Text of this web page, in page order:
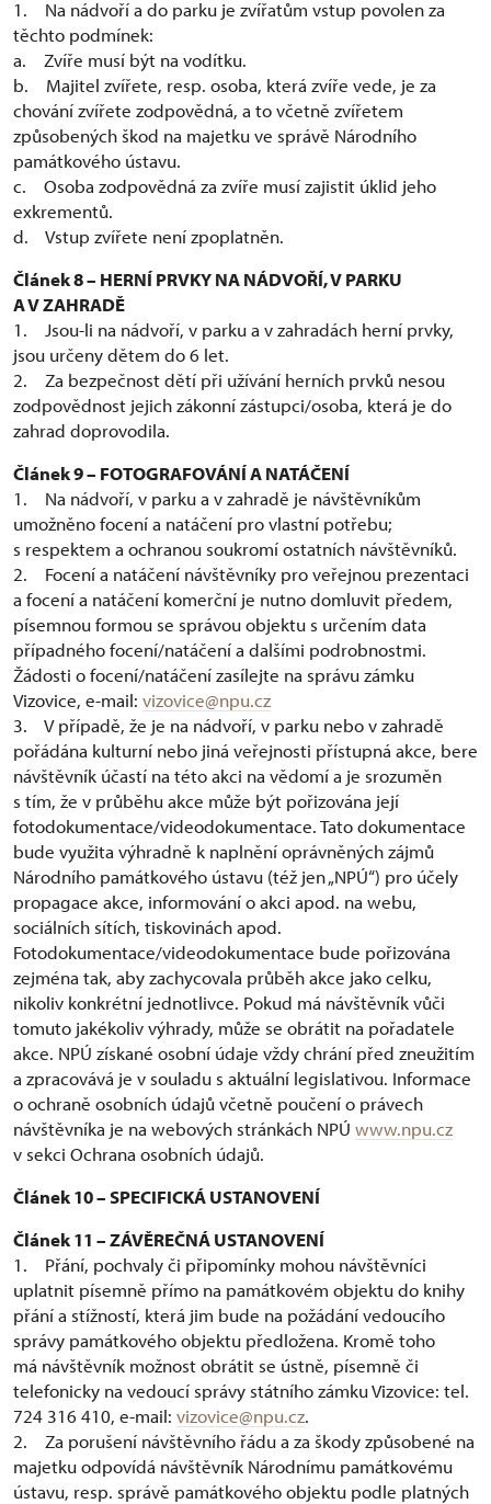
1. Na nádvoří a do parku je zvířatům vstup povolen za
těchto podmínek:
a. Zvíře musí být na vodítku.
b. Majitel zvířete, resp. osoba, která zvíře vede, je za
chování zvířete zodpovědná, a to včetně zvířetem
způsobených škod na majetku ve správě Národního
památkového ústavu.
c. Osoba zodpovědná za zvíře musí zajistit úklid jeho
exkrementů.
d. Vstup zvířete není zpoplatněn.
Článek 8 – HERNÍ PRVKY NA NÁDVOŘÍ, V PARKU
A V ZAHRADĚ
1. Jsou-li na nádvoří, v parku a v zahradách herní prvky,
jsou určeny dětem do 6 let.
2. Za bezpečnost dětí při užívání herních prvků nesou
zodpovědnost jejich zákonní zástupci/osoba, která je do
zahrad doprovodila.
Článek 9 – FOTOGRAFOVÁNÍ A NATÁČENÍ
1. Na nádvoří, v parku a v zahradě je návštěvníkům
umožněno focení a natáčení pro vlastní potřebu;
s respektem a ochranou soukromí ostatních návštěvníků.
2. Focení a natáčení návštěvníky pro veřejnou prezentaci
a focení a natáčení komerční je nutno domluvit předem,
písemnou formou se správou objektu s určením data
případného focení/natáčení a dalšími podrobnostmi.
Žádosti o focení/natáčení zasílejte na správu zámku
Vizovice, e-mail: vizovice@npu.cz
3. V případě, že je na nádvoří, v parku nebo v zahradě
pořádána kulturní nebo jiná veřejnosti přístupná akce, bere
návštěvník účastí na této akci na vědomí a je srozuměn
s tím, že v průběhu akce může být pořizována její
fotodokumentace/videodokumentace. Tato dokumentace
bude využita výhradně k naplnění oprávněných zájmů
Národního památkového ústavu (též jen „NPÚ“) pro účely
propagace akce, informování o akci apod. na webu,
sociálních sítích, tiskovinách apod.
Fotodokumentace/videodokumentace bude pořizována
zejména tak, aby zachycovala průběh akce jako celku,
nikoliv konkrétní jednotlivce. Pokud má návštěvník vůči
tomuto jakékoliv výhrady, může se obrátit na pořadatele
akce. NPÚ získané osobní údaje vždy chrání před zneužitím
a zpracovává je v souladu s aktuální legislativou. Informace
o ochraně osobních údajů včetně poučení o právech
návštěvníka je na webových stránkách NPÚ www.npu.cz
v sekci Ochrana osobních údajů.
Článek 10 – SPECIFICKÁ USTANOVENÍ
Článek 11 – ZÁVĚREČNÁ USTANOVENÍ
1. Přání, pochvaly či připomínky mohou návštěvníci
uplatnit písemně přímo na památkovém objektu do knihy
přání a stížností, která jim bude na požádání vedoucího
správy památkového objektu předložena. Kromě toho
má návštěvník možnost obrátit se ústně, písemně či
telefonicky na vedoucí správy státního zámku Vizovice: tel.
724 316 410, e-mail: vizovice@npu.cz.
2. Za porušení návštěvního řádu a za škody způsobené na
majetku odpovídá návštěvník Národnímu památkovému
ústavu, resp. správě památkového objektu podle platných